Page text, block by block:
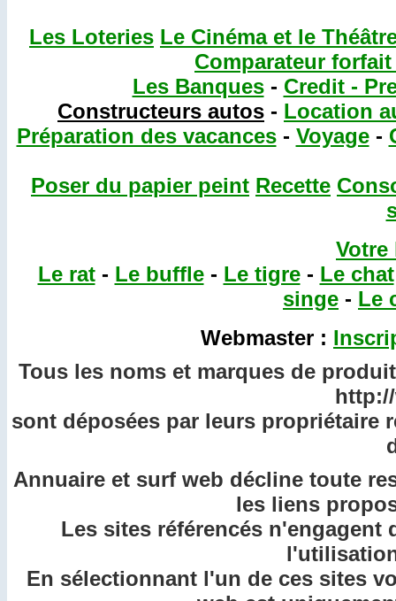
Les Loteries Le Cinéma et le
Comparateur
Les Banques- Credit -
Constructeurs autos - Location
Préparation des vacances- Voyage-
Poser du papier peint Recette
Le rat- Le buffle- Le tigre- Le chat
singe - Le
Webmaster :
Tous les noms et marques de
sont déposées par leurs propriétaire
Annuaire et surf web décline toute
les liens
Les sites référencés
En sélectionnant l'un de ces sites